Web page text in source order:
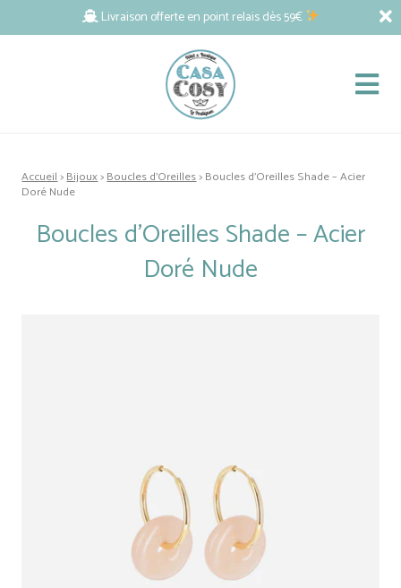
Livraison offerte en point relais dès 59€
Accueil>Bijoux>Boucles d'Oreilles> Boucles d’Oreilles Shade – Acier
Doré Nude
Boucles d’Oreilles Shade – Acier
Doré Nude